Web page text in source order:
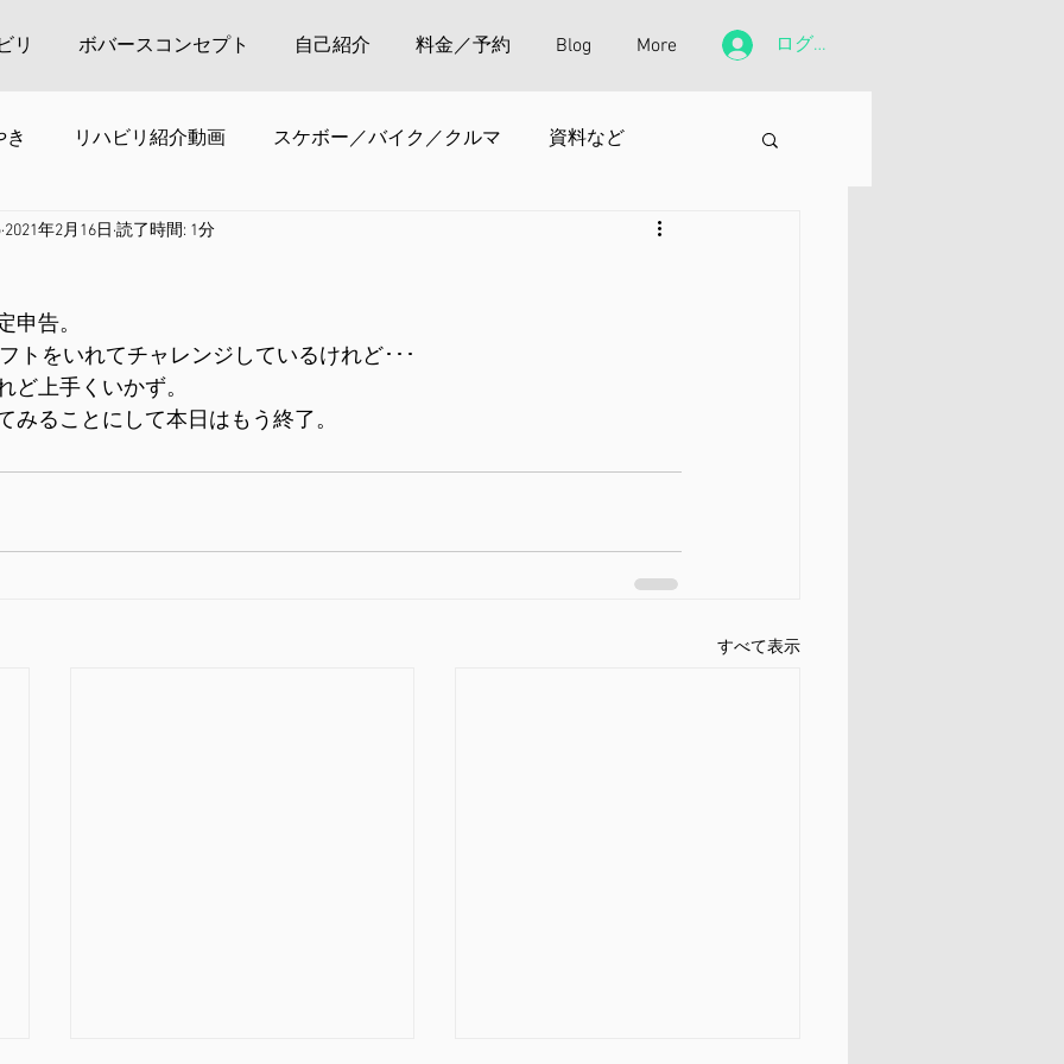
リ ボバースコンセプト 自己紹介 料金／予約 Blog More ログイン
き リハビリ紹介動画 スケボー／バイク／クルマ 資料など
2021年2月16日 読了時間: 1分
申告。
トをいれてチャレンジしているけれど･･･
ど上手くいかず。
みることにして本日はもう終了。
すべて表示